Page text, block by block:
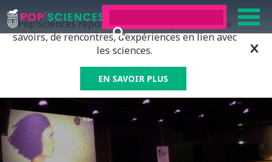
Pop’Sciences répond à tous ceux qui ont soif de
savoirs, de rencontres, d’expériences en lien avec
les sciences.
EN SAVOIR PLUS